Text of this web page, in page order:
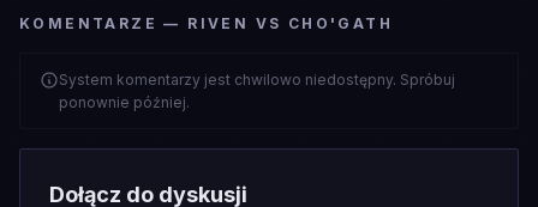
KOMENTARZE — RIVEN VS CHO'GATH
System komentarzy jest chwilowo niedostępny. Spróbuj
ponownie później.
Dołącz do dyskusji